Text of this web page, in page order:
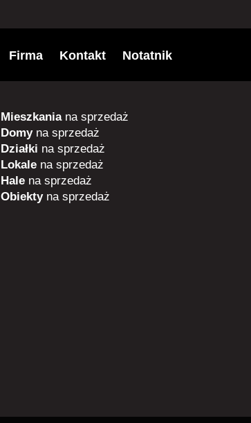
Firma Kontakt Notatnik
Mieszkaniana sprzedaż
Domyna sprzedaż
Działki na sprzedaż
Lokale na sprzedaż
Hale na sprzedaż
Obiektyna sprzedaż